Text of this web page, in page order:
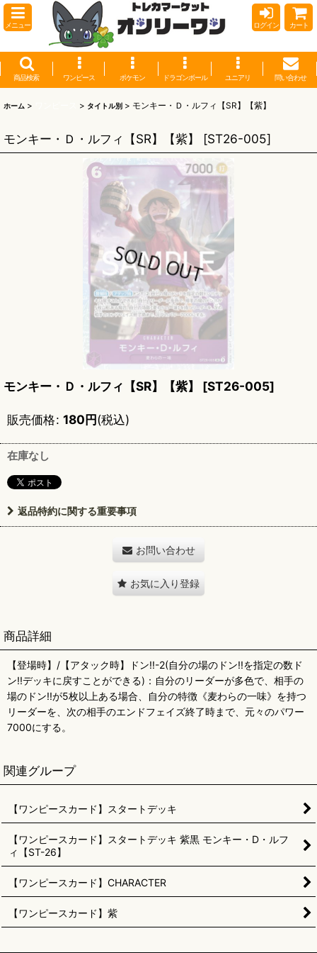
メニュー ログイン カート
商品検索 ワンピース ポケモン ドラゴンボール ユニアリ 問い合わせ
ホーム > > タイトル別 > モンキー・Ｄ・ルフィ【SR】【紫】
モンキー・Ｄ・ルフィ【SR】【紫】 [ST26-005]
モンキー・Ｄ・ルフィ【SR】【紫】 [ST26-005]
販売価格: 180円(税込)
在庫なし
返品特約に関する重要事項
お問い合わせ
お気に入り登録
商品詳細
【登場時】/【アタック時】ドン!!-2(自分の場のドン!!を指定の数ド
ン!!デッキに戻すことができる)：自分のリーダーが多色で、相手の
場のドン!!が5枚以上ある場合、自分の特徴《麦わらの一味》を持つ
リーダーを、次の相手のエンドフェイズ終了時まで、元々のパワー
7000にする。
関連グループ
【ワンピースカード】スタートデッキ
【ワンピースカード】スタートデッキ 紫黒 モンキー・D・ルフ
ィ【ST-26】
【ワンピースカード】CHARACTER
【ワンピースカード】紫